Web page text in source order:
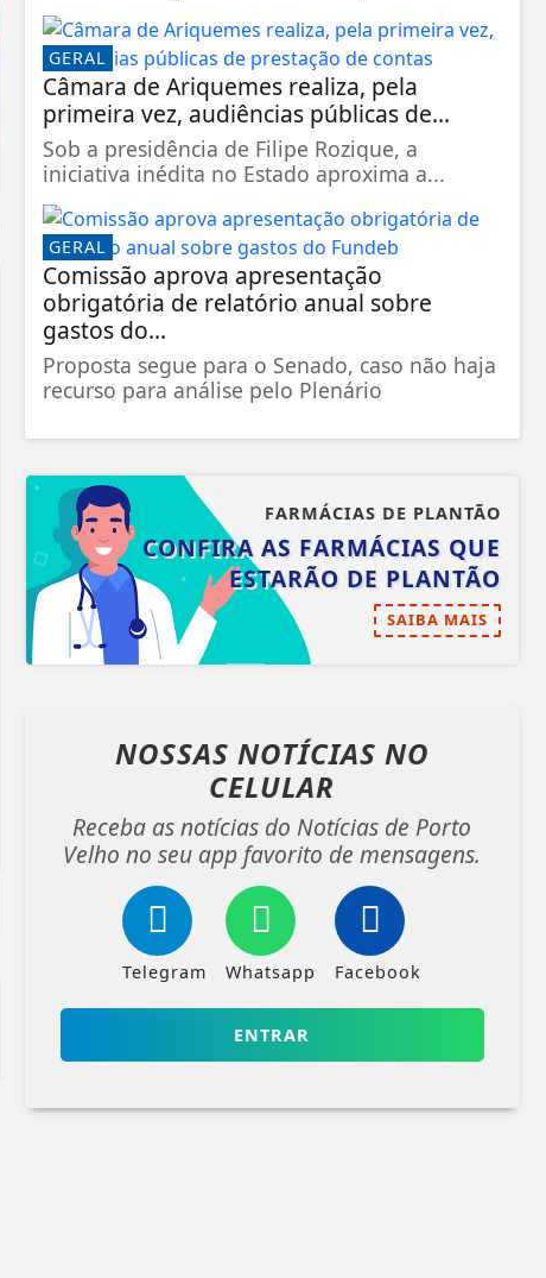
GERAL
Câmara de Ariquemes realiza, pela
primeira vez, audiências públicas de...
Sob a presidência de Filipe Rozique, a
iniciativa inédita no Estado aproxima a...
GERAL
Comissão aprova apresentação
obrigatória de relatório anual sobre
gastos do...
Proposta segue para o Senado, caso não haja
recurso para análise pelo Plenário
FARMÁCIAS DE PLANTÃO
CONFIRA AS FARMÁCIAS QUE
ESTARÃO DE PLANTÃO
SAIBA MAIS
NOSSAS NOTÍCIAS NO
CELULAR
Receba as notícias do Notícias de Porto
Velho no seu app favorito de mensagens.
Telegram Whatsapp Facebook
ENTRAR